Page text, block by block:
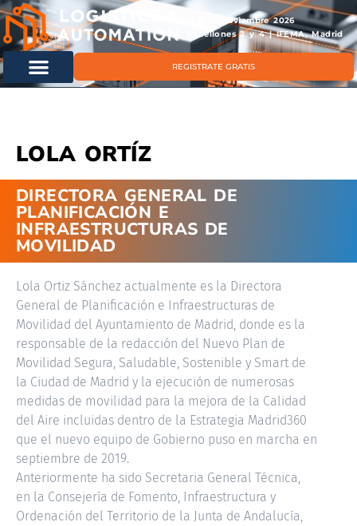
11 & 12 noviembre 2026
Pabellones 2 y 4 | IFEMA, Madrid
REGISTRATE GRATIS
LOLA ORTÍZ
DIRECTORA GENERAL DE
PLANIFICACIÓN E
INFRAESTRUCTURAS DE
MOVILIDAD
Lola Ortiz Sánchez actualmente es la Directora
General de Planificación e Infraestructuras de
Movilidad del Ayuntamiento de Madrid, donde es la
responsable de la redacción del Nuevo Plan de
Movilidad Segura, Saludable, Sostenible y Smart de
la Ciudad de Madrid y la ejecución de numerosas
medidas de movilidad para la mejora de la Calidad
del Aire incluidas dentro de la Estrategia Madrid360
que el nuevo equipo de Gobierno puso en marcha en
septiembre de 2019.
Anteriormente ha sido Secretaria General Técnica,
en la Consejería de Fomento, Infraestructura y
Ordenación del Territorio de la Junta de Andalucía,